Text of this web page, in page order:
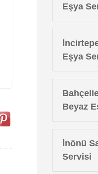
Eşya
Eşya
Beyaz
İnönü
Servisi